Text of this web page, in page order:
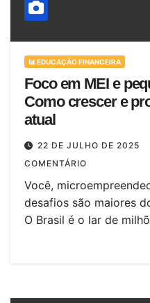
📊 EDUCAÇÃO FINANCEIRA
Foco em MEI e
Como crescer e
atual
22 DE JULHO DE 2025
COMENTÁRIO
Você,
desafios são maiores
O Brasil é o lar de